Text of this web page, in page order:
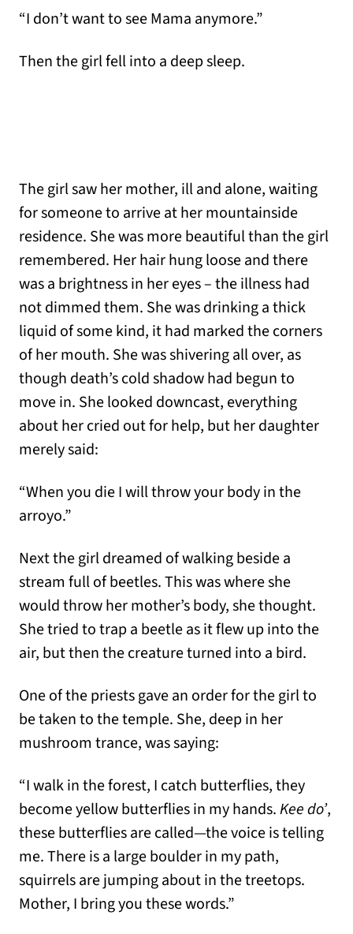
“I don’t want to see Mama anymore.”
Then the girl fell into a deep sleep.
The girl saw her mother, ill and alone, waiting
for someone to arrive at her mountainside
residence. She was more beautiful than the girl
remembered. Her hair hung loose and there
was a brightness in her eyes – the illness had
not dimmed them. She was drinking a thick
liquid of some kind, it had marked the corners
of her mouth. She was shivering all over, as
though death’s cold shadow had begun to
move in. She looked downcast, everything
about her cried out for help, but her daughter
merely said:
“When you die I will throw your body in the
arroyo.”
Next the girl dreamed of walking beside a
stream full of beetles. This was where she
would throw her mother’s body, she thought.
She tried to trap a beetle as it flew up into the
air, but then the creature turned into a bird.
One of the priests gave an order for the girl to
be taken to the temple. She, deep in her
mushroom trance, was saying:
“I walk in the forest, I catch butterflies, they
become yellow butterflies in my hands.Kee do’,
these butterflies are called—the voice is telling
me. There is a large boulder in my path,
squirrels are jumping about in the treetops.
Mother, I bring you these words.”